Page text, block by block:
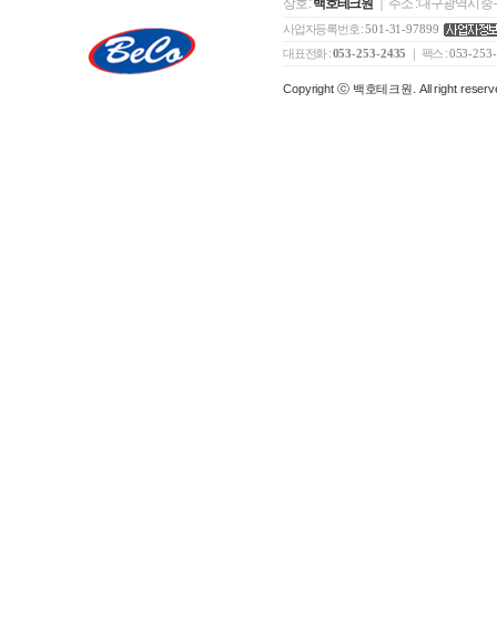
상호 : 백호테크원 ｜ 주소 : 대구광역시
사업자등록번호 :501-31-97899
대표전화 :053-253-2435 ｜ 팩스 :053-
Copyright ⓒ 백호테크원. All right